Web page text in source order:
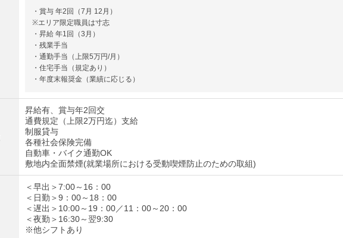
・賞与 年2回（7月 12月）
※エリア限定職員は寸志
・昇給 年1回（3月）
・残業手当
・通勤手当（上限5万円/月）
・住宅手当（規定あり）
・年度末報奨金（業績に応じる）
昇給有、賞与年2回交
通費規定（上限2万円迄）支給
制服貸与
各種社会保険完備
自動車・バイク通勤OK
敷地内全面禁煙(就業場所における受動喫煙防止のための取組)
＜早出＞7:00～16：00
＜日勤＞9：00～18：00
＜遅出＞10:00～19：00／11：00～20：00
＜夜勤＞16:30～翌9:30
※他シフトあり